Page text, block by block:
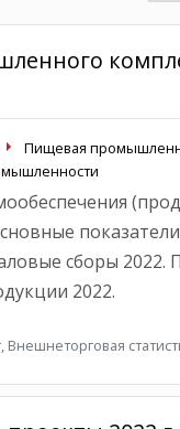
Пищевая
сборы 2022.
2022.
Внешнеторговая